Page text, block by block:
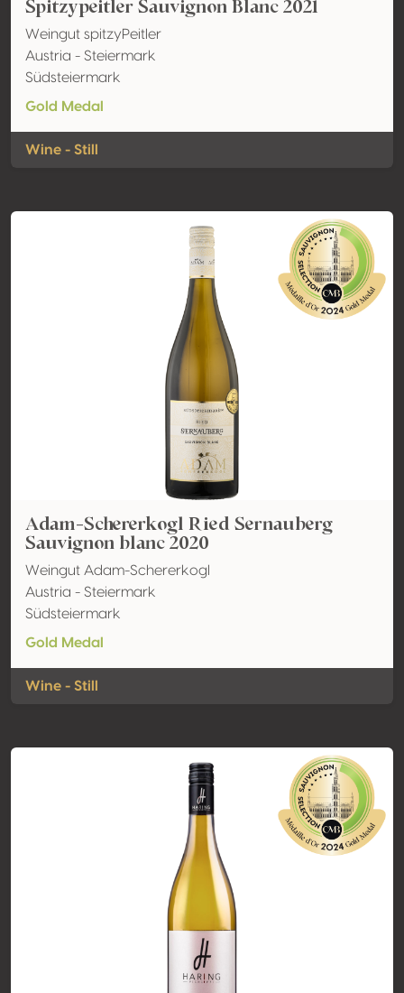
Spitzypeitler Sauvignon Blanc 2021
Weingut spitzyPeitler
Austria - Steiermark
Südsteiermark
Gold Medal
Wine - Still
Adam-Schererkogl Ried Sernauberg
Sauvignon blanc 2020
Weingut Adam-Schererkogl
Austria - Steiermark
Südsteiermark
Gold Medal
Wine - Still